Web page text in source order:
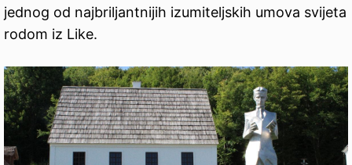
jednog od najbriljantnijih izumiteljskih umova svijeta
rodom iz Like.